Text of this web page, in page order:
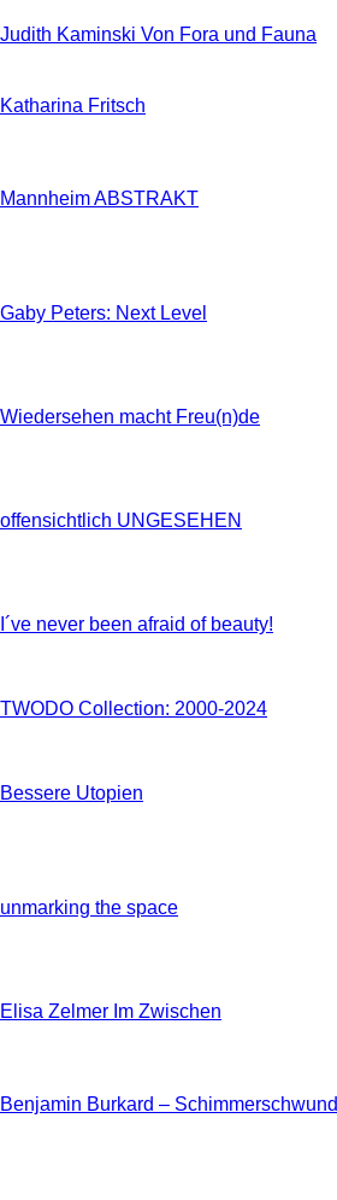
Judith Kaminski Von Fora und Fauna
Katharina Fritsch
Mannheim ABSTRAKT
Gaby Peters: Next Level
Wiedersehen macht Freu(n)de
offensichtlich UNGESEHEN
I´ve never been afraid of beauty!
TWODO Collection: 2000-2024
Bessere Utopien
unmarking the space
Elisa Zelmer Im Zwischen
Benjamin Burkard – Schimmerschwund